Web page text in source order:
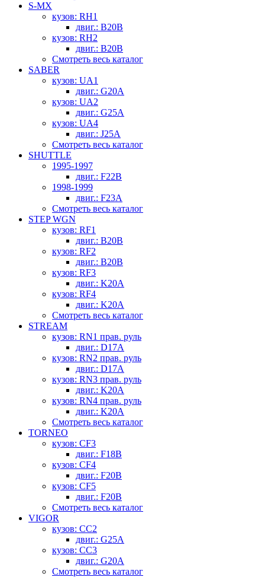
S-MX
кузов: RH1
двиг.: B20B
кузов: RH2
двиг.: B20B
Смотреть весь каталог
SABER
кузов: UA1
двиг.: G20A
кузов: UA2
двиг.: G25A
кузов: UA4
двиг.: J25A
Смотреть весь каталог
SHUTTLE
1995-1997
двиг.: F22B
1998-1999
двиг.: F23A
Смотреть весь каталог
STEP WGN
кузов: RF1
двиг.: B20B
кузов: RF2
двиг.: B20B
кузов: RF3
двиг.: K20A
кузов: RF4
двиг.: K20A
Смотреть весь каталог
STREAM
кузов: RN1 прав. руль
двиг.: D17A
кузов: RN2 прав. руль
двиг.: D17A
кузов: RN3 прав. руль
двиг.: K20A
кузов: RN4 прав. руль
двиг.: K20A
Смотреть весь каталог
TORNEO
кузов: CF3
двиг.: F18B
кузов: CF4
двиг.: F20B
кузов: CF5
двиг.: F20B
Смотреть весь каталог
VIGOR
кузов: CC2
двиг.: G25A
кузов: CC3
двиг.: G20A
Смотреть весь каталог